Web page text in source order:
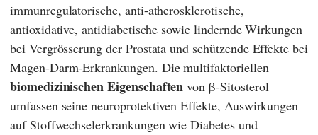
immunregulatorische, anti-atherosklerotische,
antioxidative, antidiabetische sowie lindernde Wirkungen
bei Vergrösserung der Prostata und schützende Effekte bei
Magen-Darm-Erkrankungen. Die multifaktoriellen
biomedizinischen Eigenschaften von β-Sitosterol
umfassen seine neuroprotektiven Effekte, Auswirkungen
auf Stoffwechselerkrankungen wie Diabetes und